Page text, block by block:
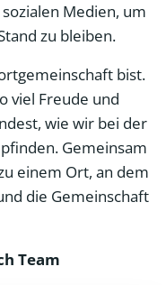
Medien, um
zu bleiben.
bist.
viel Freude und
wie wir bei der
Gemeinsam
einem Ort, an dem
die Gemeinschaft
Team